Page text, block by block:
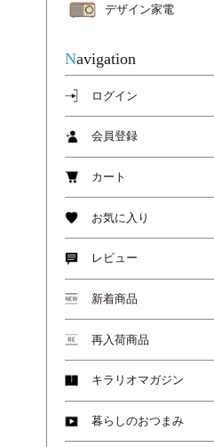
デザイン家電
Navigation
ログイン
会員登録
カート
お気に入り
レビュー
新着商品
再入荷商品
キラリオマガジン
暮らしのおつまみ